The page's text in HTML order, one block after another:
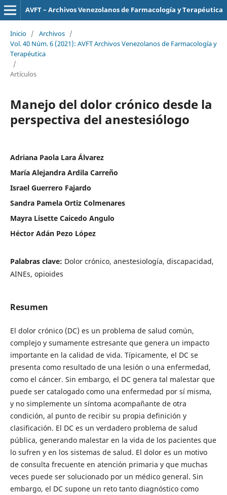
AVFT – Archivos Venezolanos de Farmacología y Terapéutica
Inicio / Archivos /
Vol. 40 Núm. 6 (2021): AVFT Archivos Venezolanos de Farmacología y
Terapéutica
/
Artículos
Manejo del dolor crónico desde la
perspectiva del anestesiólogo
Adriana Paola Lara Álvarez
María Alejandra Ardila Carreño
Israel Guerrero Fajardo
Sandra Pamela Ortiz Colmenares
Mayra Lisette Caicedo Angulo
Héctor Adán Pezo López
Palabras clave: Dolor crónico, anestesiología, discapacidad,
AINEs, opioides
Resumen
El dolor crónico (DC) es un problema de salud común,
complejo y sumamente estresante que genera un impacto
importante en la calidad de vida. Típicamente, el DC se
presenta como resultado de una lesión o una enfermedad,
como el cáncer. Sin embargo, el DC genera tal malestar que
puede ser catalogado como una enfermedad por sí misma,
y no simplemente un síntoma acompañante de otra
condición, al punto de recibir su propia definición y
clasificación. El DC es un verdadero problema de salud
pública, generando malestar en la vida de los pacientes que
lo sufren y en los sistemas de salud. El dolor es un motivo
de consulta frecuente en atención primaria y que muchas
veces puede ser solucionado por un médico general. Sin
embargo, el DC supone un reto tanto diagnóstico como